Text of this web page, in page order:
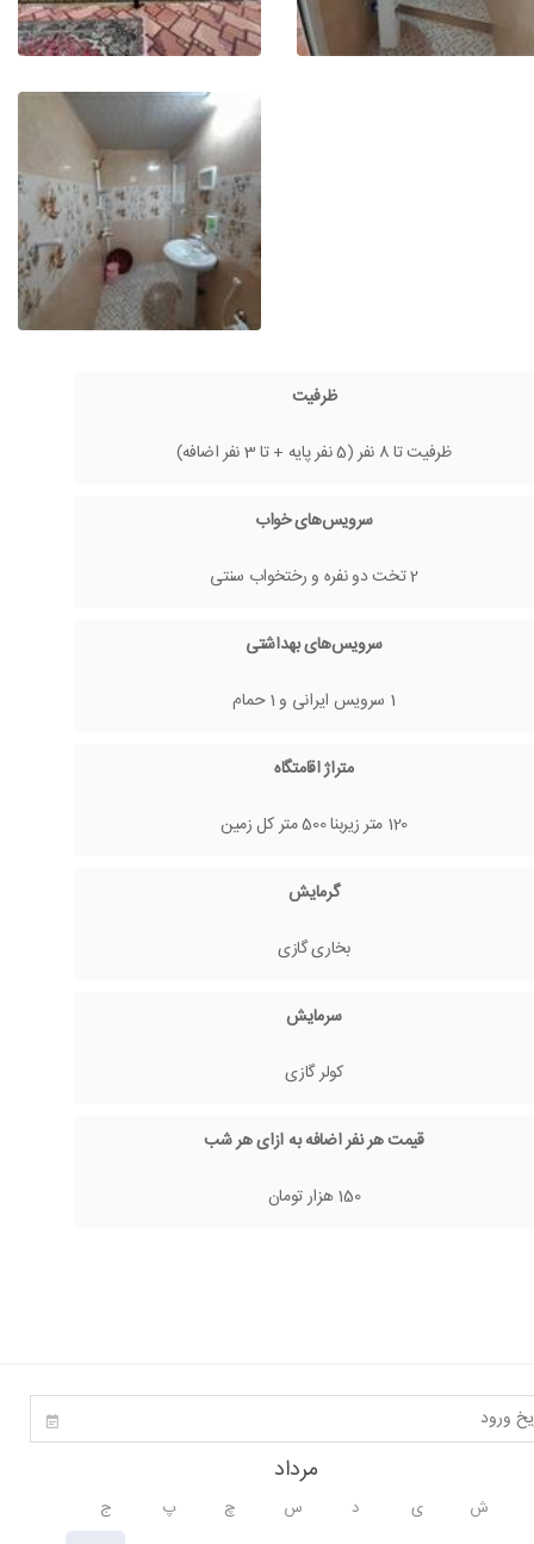
ظرفیت
ظرفیت تا 8 نفر (5 نفر پایه + تا 3 نفر اضافه)
سرویس‌های خواب
2 تخت دو نفره و رختخواب سنتی
سرویس‌های بهداشتی
1 سرویس ایرانی و 1 حمام
متراژ اقامتگاه
120 متر زیربنا 500 متر کل زمین
گرمایش
بخاری گازی
سرمایش
کولر گازی
قیمت هر نفر اضافه به ازای هر شب
150 هزار تومان
مرداد
ش ی د س چ پ ج